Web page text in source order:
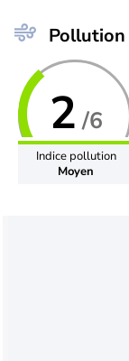
2 /6
Indice pollution
Moyen